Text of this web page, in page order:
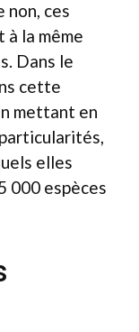
non, ces
la même
Dans le
cette
mettant en
elles
000 espèces